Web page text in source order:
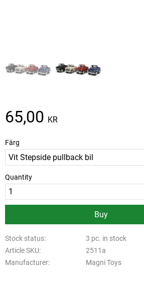
65,00 KR
Färg
Quantity
Buy
Stock status
3 pc. in stock
Article SKU
2511a
Manufacturer
Magni Toys